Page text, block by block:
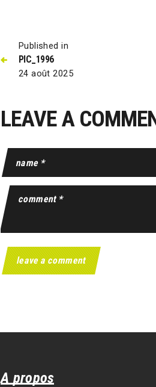
Published in
PIC_1996
24 août 2025
LEAVE A
A propos